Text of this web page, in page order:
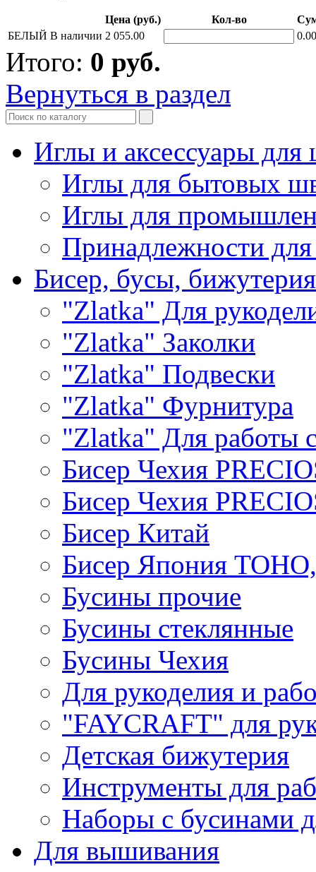
Цена (руб.) Кол-во
БЕЛЫЙ В наличии 2 055.00 0.00
Итого: 0 руб.
Вернуться в раздел
Иглы и аксессуары
Иглы для бытовых
Иглы для
Принадлежности
Бисер, бусы, бижутерия
"Zlatka" Для
"Zlatka" Заколки
"Zlatka" Подвески
"Zlatka" Фурнитура
"Zlatka" Для работы
Бисер Чехия
Бисер Чехия
Бисер Китай
Бисер Япония
Бусины прочие
Бусины стеклянные
Бусины Чехия
Для рукоделия и
"FAYCRAFT" для
Детская бижутерия
Инструменты для
Наборы с бусинами
Для вышивания